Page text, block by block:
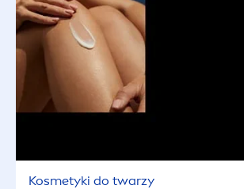
Kosmetyki do twarzy